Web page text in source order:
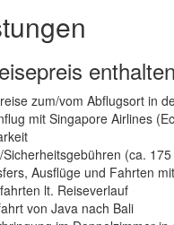
enthalten
zum/vom Abflugsort in
mit Singapore Airlines
Sicherheitsgebühren (ca. 175
Ausflüge und Fahrten
lt. Reiseverlauf
von Java nach Bali